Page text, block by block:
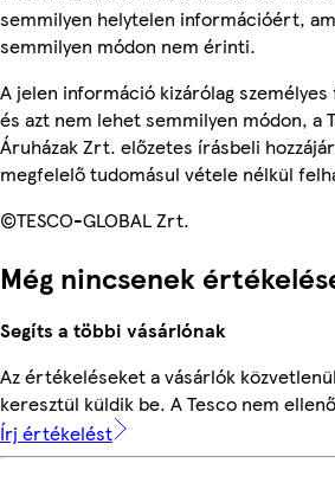
semmilyen helytelen információért,
semmilyen módon nem érinti.
A jelen információ kizárólag személyes
és azt nem lehet semmilyen módon, a
Áruházak Zrt. előzetes írásbeli
megfelelő tudomásul vétele nélkül
©TESCO-GLOBAL Zrt.
Még nincsenek
Segíts a többi vásárlónak
Az értékeléseket a vásárlók
keresztül küldik be. A Tesco nem
Írj értékelést